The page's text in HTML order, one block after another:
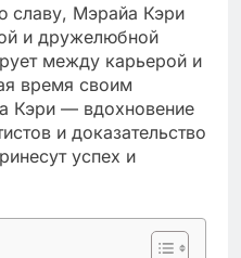
славу, Мэрайа Кэри
и дружелюбной
между карьерой и
время своим
Кэри — вдохновение
и доказательство
успех и